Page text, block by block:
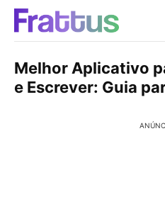
Melhor Aplicativo
e Escrever: Guia